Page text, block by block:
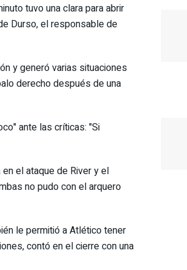
tuvo una clara para abrir
Durso, el responsable de
y generó varias situaciones
derecho después de una
ante las críticas: "Si
el ataque de River y el
no pudo con el arquero
le permitió a Atlético tener
contó en el cierre con una